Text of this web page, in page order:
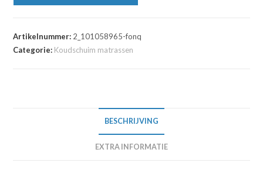
Artikelnummer: 2_101058965-fonq
Categorie: Koudschuim matrassen
BESCHRIJVING
EXTRA INFORMATIE